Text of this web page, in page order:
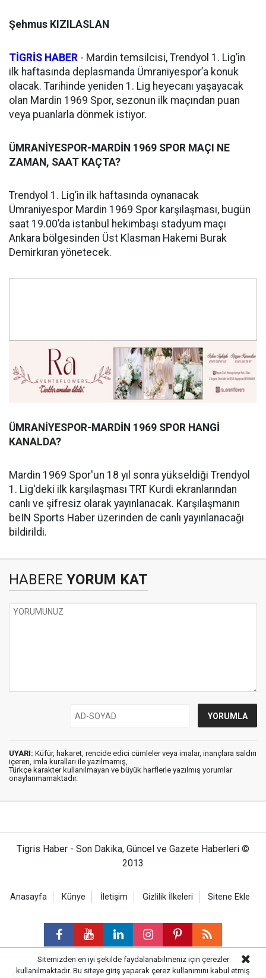
Şehmus KIZILASLAN
TİGRİS HABER - Mardin temsilcisi, Trendyol 1. Lig’in
ilk haftasında deplasmanda Ümraniyespor’a konuk
olacak. Tarihinde yeniden 1. Lig heyecanı yaşayacak
olan Mardin 1969 Spor, sezonun ilk maçından puan
veya puanlarla dönmek istiyor.
ÜMRANİYESPOR-MARDİN 1969 SPOR MAÇI NE
ZAMAN, SAAT KAÇTA?
Trendyol 1. Lig’in ilk haftasında oynanacak
Ümraniyespor Mardin 1969 Spor karşılaşması, bugün
saat 19.00’da istanbul hekimbaşı stadyum maçı
Ankara bölgesinden Üst Klasman Hakemi Burak
Demirkıran yönetecek.
ÜMRANİYESPOR-MARDİN 1969 SPOR HANGİ
KANALDA?
Mardin 1969 Spor'un 18 yıl sonra yükseldiği Trendyol
1. Lig'deki ilk karşılaşması TRT Kurdi ekranlarından
canlı ve şifresiz olarak yayınlanacak. Karşılaşmanın
beIN Sports Haber üzerinden de canlı yayınlanacağı
bildirildi.
HABERE YORUM KAT
UYARI: Küfür, hakaret, rencide edici cümleler veya imalar, inançlara saldırı
içeren, imla kuralları ile yazılmamış,
Türkçe karakter kullanılmayan ve büyük harflerle yazılmış yorumlar
onaylanmamaktadır.
Tigris Haber - Son Dakika, Güncel ve Gazete Haberleri ©
2013
Anasayfa Künye İletişim Gizlilik İlkeleri Sitene Ekle
Haber Portalı Yazılımı
Sitemizden en iyi şekilde faydalanabilmeniz için çerezler
kullanılmaktadır. Bu siteye giriş yaparak çerez kullanımını kabul etmiş